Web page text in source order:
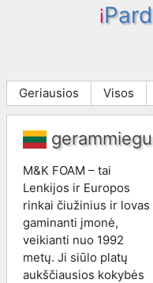
i
Geriausios Visos
M&K FOAM – tai
Lenkijos ir Europos
rinkai čiužinius ir lovas
gaminanti įmonė,
veikianti nuo 1992
metų. Ji siūlo platų
aukščiausios kokybės